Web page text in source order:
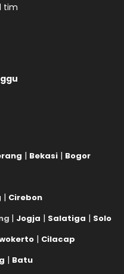
tim
| Bekasi | Bogor
| Cirebon
| Jogja | Salatiga | Solo
| Cilacap
| Batu